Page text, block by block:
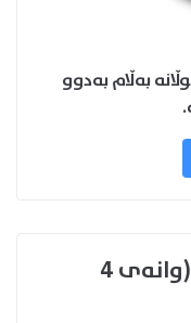
به‌ڵام به‌دوو
گۆڕینی شێوه‌ بۆ دوگمه (وانه‌ی 4